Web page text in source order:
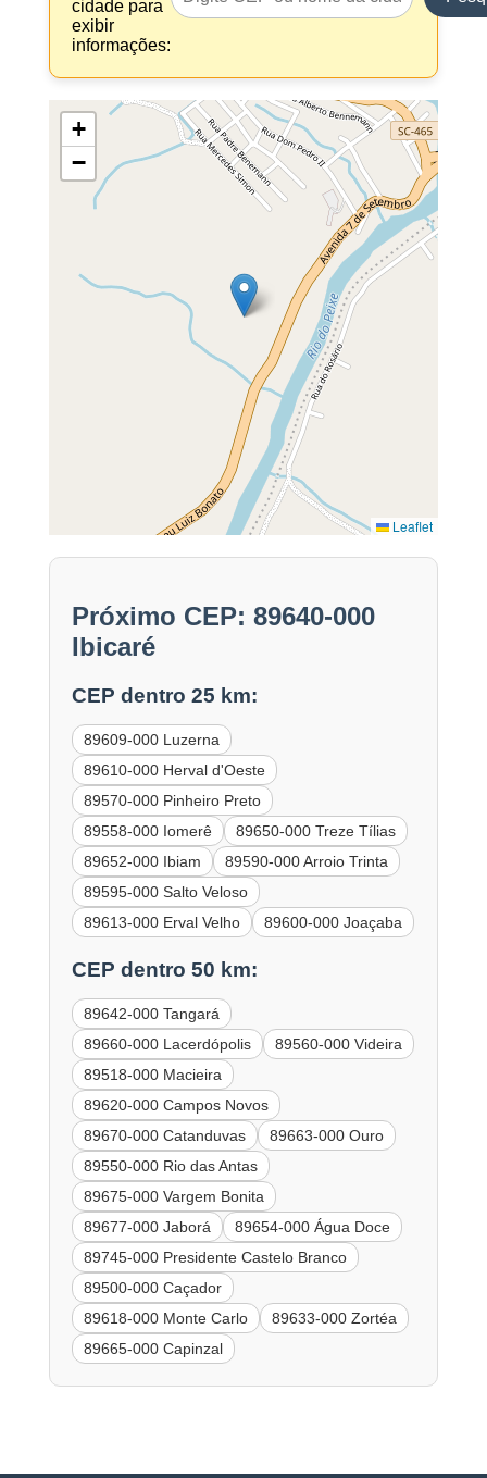
cidade para
exibir
informações:
+
−
Leaflet
Próximo CEP: 89640-000
Ibicaré
CEP dentro 25 km:
89609-000 Luzerna
89610-000 Herval d'Oeste
89570-000 Pinheiro Preto
89558-000 Iomerê
89650-000 Treze Tílias
89652-000 Ibiam
89590-000 Arroio Trinta
89595-000 Salto Veloso
89613-000 Erval Velho
89600-000 Joaçaba
CEP dentro 50 km:
89642-000 Tangará
89660-000 Lacerdópolis
89560-000 Videira
89518-000 Macieira
89620-000 Campos Novos
89670-000 Catanduvas
89663-000 Ouro
89550-000 Rio das Antas
89675-000 Vargem Bonita
89677-000 Jaborá
89654-000 Água Doce
89745-000 Presidente Castelo Branco
89500-000 Caçador
89618-000 Monte Carlo
89633-000 Zortéa
89665-000 Capinzal